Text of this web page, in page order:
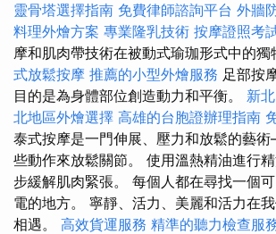
靈骨塔選擇指南 免費律師諮詢平台 外牆
料理外燴方案 專業隆乳技術 按摩證照考
摩和肌肉帶技術在被動式瑜珈形式中的獨
式放鬆按摩 推薦的小型外燴服務 足部按
目的是為身體部位創造動力和平衡。 新
北地區外燴選擇 高雄的台胞證辦理指南
泰式按摩是一門伸展、壓力和放鬆的藝
些動作來放鬆關節。 使用溫熱精油進行
步緩解肌肉緊張。 每個人都在尋找一個
電的地方。 寧靜、活力、美麗和活力在
相遇。 高效貨運服務 精準的聽力檢查服